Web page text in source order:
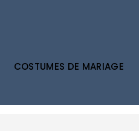
COSTUMES DE MARIAGE